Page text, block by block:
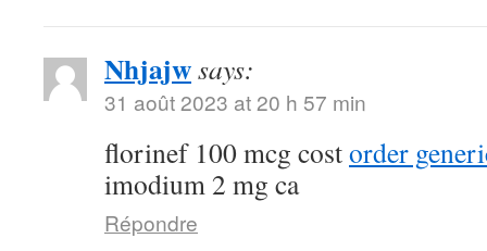
Nhjajwsays:
31 août 2023 at 20 h 57 min
florinef 100 mcg costorder
imodium 2 mg ca
Répondre